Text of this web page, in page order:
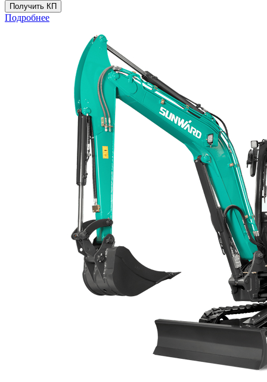
Получить КП
Подробнее